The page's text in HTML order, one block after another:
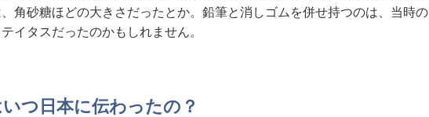
角砂糖ほどの大きさだったとか。鉛筆と消しゴムを併せ持つのは、当時の
イタスだったのかもしれません。
つ日本に伝わったの？